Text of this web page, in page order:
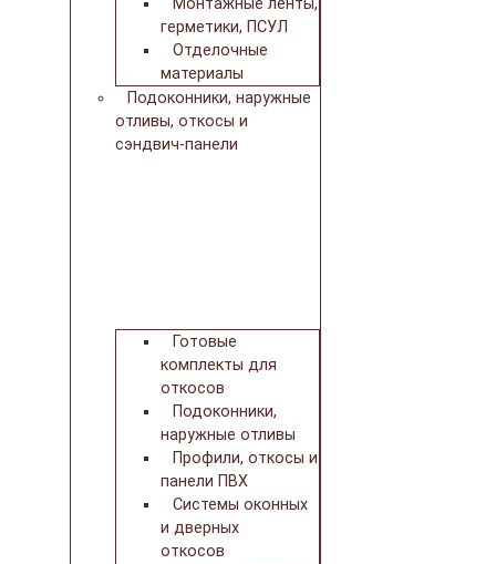
Монтажные ленты,
герметики, ПСУЛ
Отделочные
материалы
Подоконники, наружные
отливы, откосы и
сэндвич-панели
Готовые
комплекты для
откосов
Подоконники,
наружные отливы
Профили, откосы и
панели ПВХ
Системы оконных
и дверных
откосов